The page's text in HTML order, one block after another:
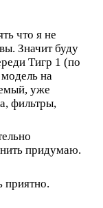
что я не
Значит буду
Тигр 1 (по
на
уже
фильтры,
придумаю.
приятно.